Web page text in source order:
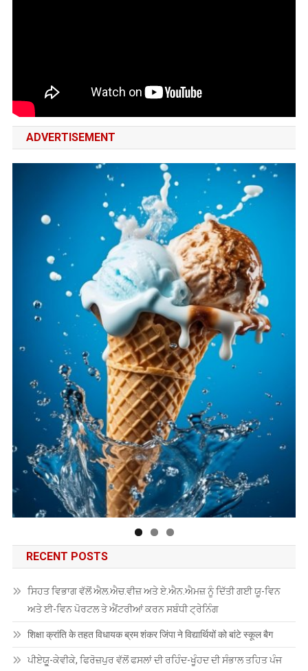
ADVERTISEMENT
RECENT POSTS
ਸਿਹਤ ਵਿਭਾਗ ਵੱਲੋਂ ਐਲ.ਐਚ.ਵੀਜ਼ ਅਤੇ ਏ.ਐਨ.ਐਮਜ਼ ਨੂੰ ਦਿੱਤੀ ਗਈ ਯੂ-ਵਿਨ
ਅਤੇ ਈ-ਵਿਨ ਪੋਰਟਲ ਤੇ ਐਂਟਰੀਆਂ ਕਰਨ ਸਬੰਧੀ ਟ੍ਰੇਨਿੰਗ
शिक्षा क्रांति के तहत विधायक ब्रम शंकर जिंपा ने विद्यार्थियों को बांटे स्कूल बैग
ਪੀਏਯੂੑ-ਕੇਵੀਕੇ, ਫਿਰੋਜ਼ਪੁਰ ਵੱਲੋਂ ਫਸਲਾਂ ਦੀ ਰਹਿੰਦ-ਖੂੰਹਦ ਦੀ ਸੰਭਾਲ ਤਹਿਤ ਪੰਜ